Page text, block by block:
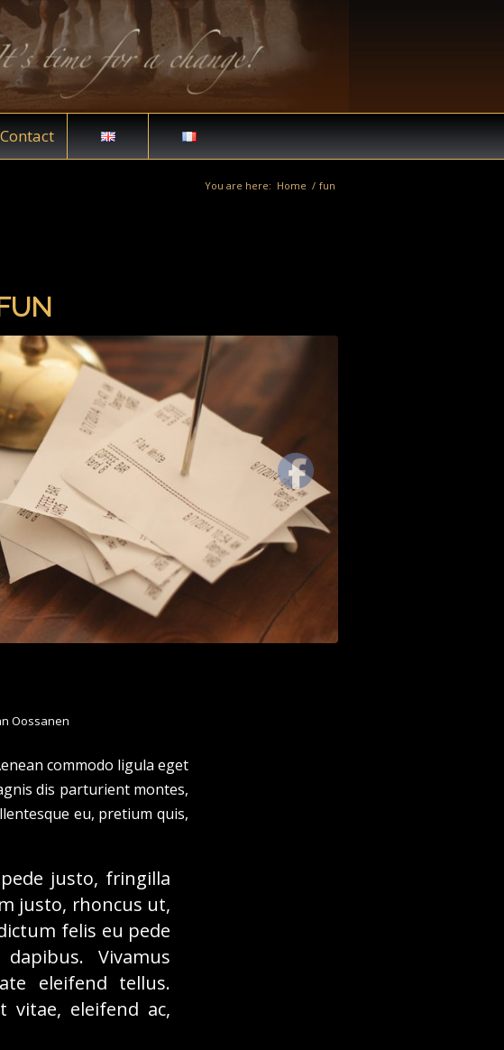
Contact
You are here: Home / fun
Oossanen
commodo ligula eget
dis parturient montes,
eu, pretium quis,
justo, fringilla
justo, rhoncus ut,
felis eu pede
Vivamus
eleifend tellus.
vitae, eleifend ac,